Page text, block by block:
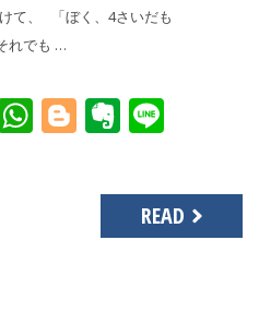
て、 「ぼく、4さいだも
れでも …
WhatsApp
Blogger
READ